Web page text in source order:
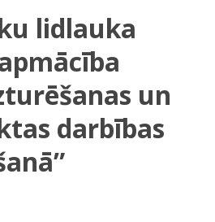
lidlauka
un
darbības